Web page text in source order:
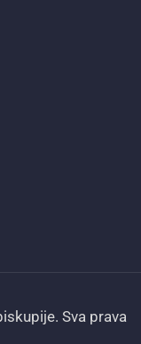
Sva prava